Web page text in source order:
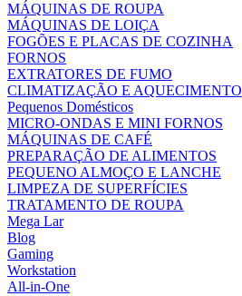
MÁQUINAS DE ROUPA
MÁQUINAS DE LOIÇA
FOGÕES E PLACAS DE COZINHA
FORNOS
EXTRATORES DE FUMO
CLIMATIZAÇÃO E AQUECIMENTO
Pequenos Domésticos
MICRO-ONDAS E MINI FORNOS
MÁQUINAS DE CAFÉ
PREPARAÇÃO DE ALIMENTOS
PEQUENO ALMOÇO E LANCHE
LIMPEZA DE SUPERFÍCIES
TRATAMENTO DE ROUPA
Mega Lar
Blog
Gaming
Workstation
All-in-One